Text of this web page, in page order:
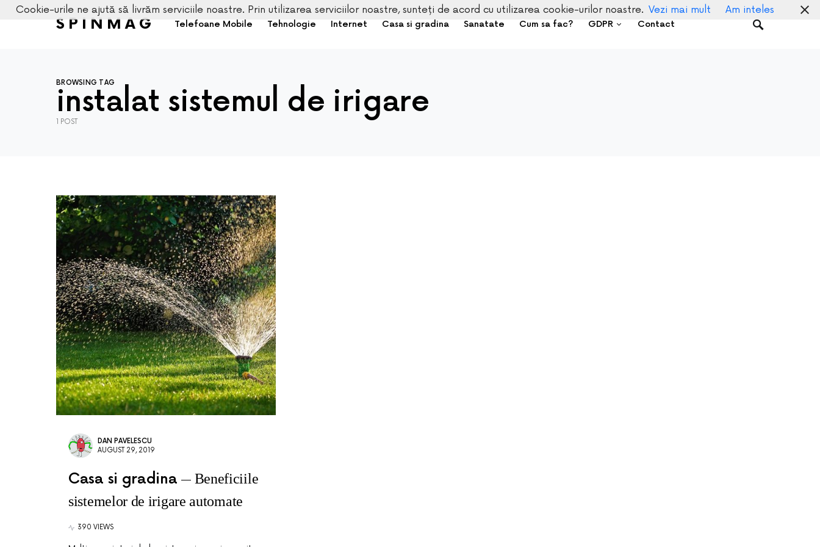
SPINMAG Telefoane Mobile Tehnologie Internet Casa si gradina Sanatate Cum sa fac? GDPR Contact
BROWSING TAG
instalat sistemul de irigare
1 POST
DAN PAVELESCU
AUGUST 29, 2019
Casa si gradina
Beneficiile
sistemelor de irigare automate
390 VIEWS
Cookie-urile ne ajută să livrăm serviciile noastre. Prin utilizarea serviciilor noastre, sunteți de acord cu utilizarea cookie-urilor noastre. Vezi mai mult Am inteles